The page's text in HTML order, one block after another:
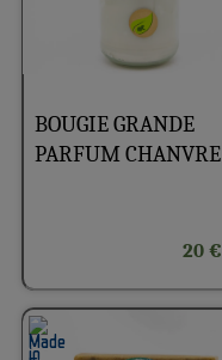
BOUGIE GRANDE
PARFUM CHANVRE
20 €